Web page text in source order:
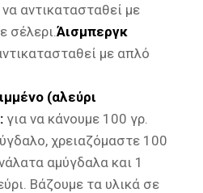
αντικατασταθεί με
σέλερι.Άισμπεργκ
με απλό
(αλεύρι
για να κάνουμε 100 γρ.
χρειαζόμαστε 100
αμύγδαλα και 1
Βάζουμε τα υλικά σε